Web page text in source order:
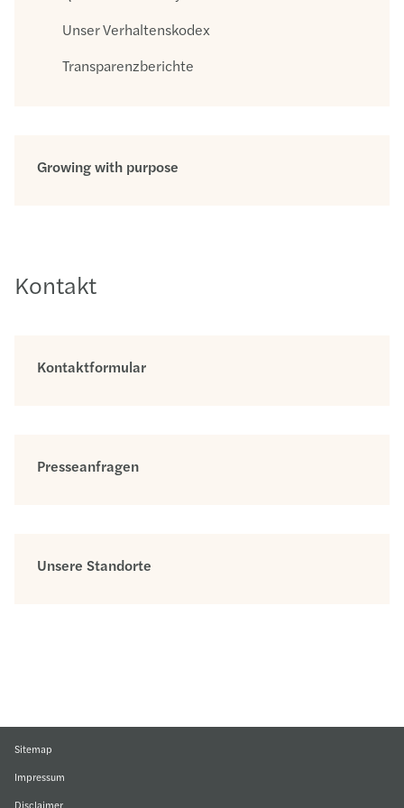
Unser Verhaltenskodex
Transparenzberichte
Growing with purpose
Kontakt
Kontaktformular
Presseanfragen
Unsere Standorte
Sitemap
Impressum
Disclaimer